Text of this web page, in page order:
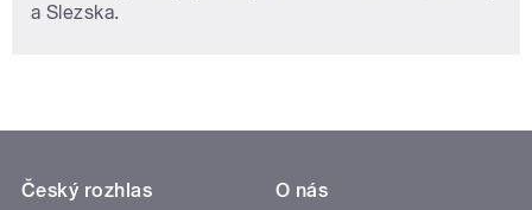
a Slezska.
Český rozhlas
O nás